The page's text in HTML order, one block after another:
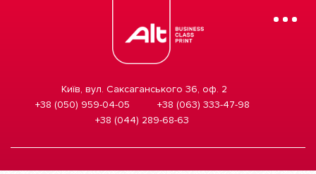
Київ, вул. Саксаганського 36, оф. 2
+38 (050) 959-04-05
+38 (063) 333-47-98
+38 (044) 289-68-63
Mobile